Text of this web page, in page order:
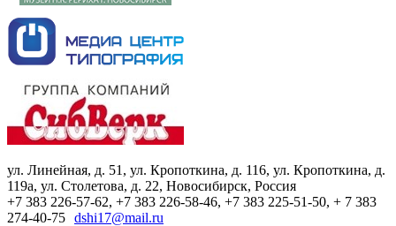
ул. Линейная, д. 51, ул. Кропоткина, д. 116, ул. Кропоткина, д.
119а, ул. Столетова, д. 22, Новосибирск, Россия
+7 383 226-57-62, +7 383 226-58-46, +7 383 225-51-50, + 7 383
274-40-75 dshi17@mail.ru